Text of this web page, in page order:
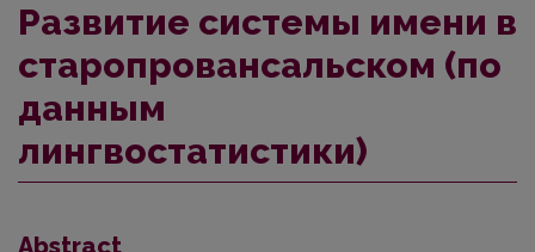
Развитие системы имени в
старопровансальском (по
данным
лингвостатистики)
Abstract